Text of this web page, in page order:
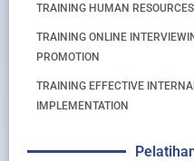
TRAINING HUMAN
TRAINING ONLINE
PROMOTION
TRAINING EFFECTIVE
IMPLEMENTATION